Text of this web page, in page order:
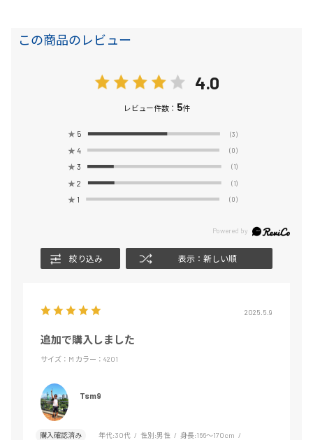
この商品のレビュー
4.0
レビュー件数： 5件
★ 5 (3)
★ 4 (0)
★ 3 (1)
★ 2 (1)
★ 1 (0)
絞り込み 表示：新しい順
2025.5.9
追加で購入しました
サイズ：M カラー：4201
Tsm9
購入確認済み 年代:30代 性別:男性 身長:166～170cm